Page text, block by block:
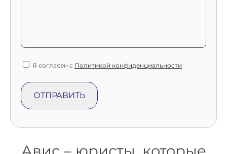
Я согласен с Политикой конфиденциальности